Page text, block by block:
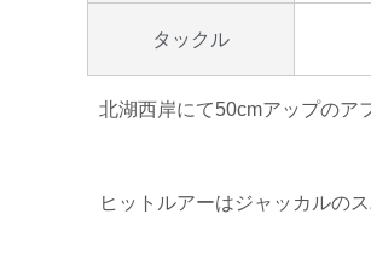
タックル
北湖西岸にて50cmアップのア
ヒットルアーはジャッカルの